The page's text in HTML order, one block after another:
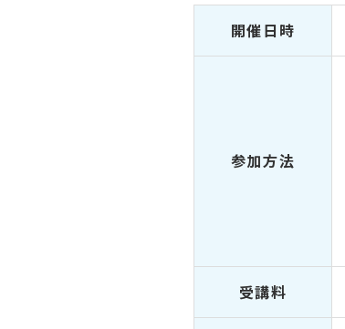
開催日時
参加方法
受講料